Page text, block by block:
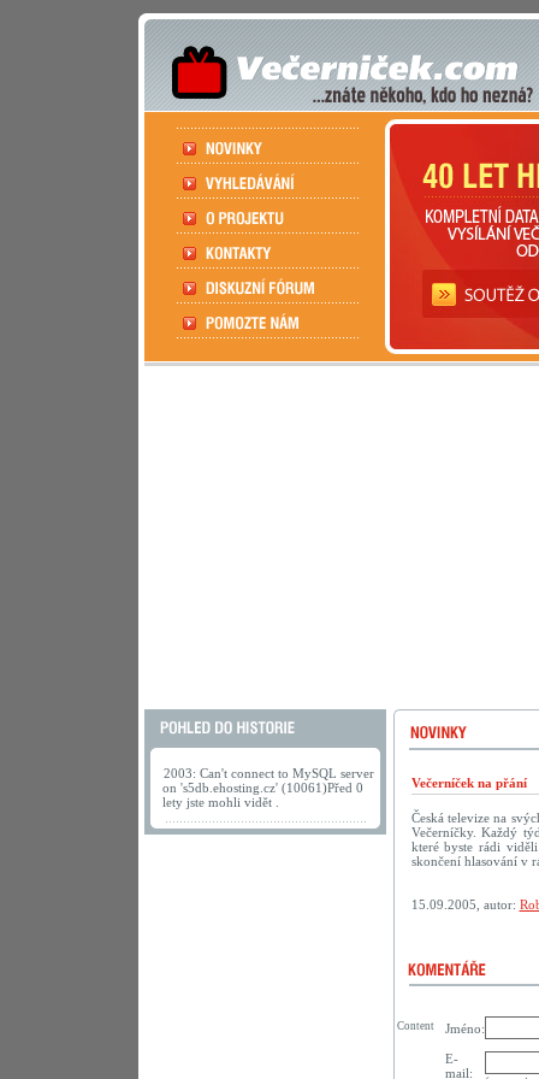
2003: Can't connect to MySQL server
on 's5db.ehosting.cz' (10061)Před 0
lety jste mohli vidět .
Večerníček na přání
Česká televize na
Večerníčky. Každý
které byste rádi
skončení hlasování v
15.09.2005, autor:
Jméno:
E-
mail:
Content